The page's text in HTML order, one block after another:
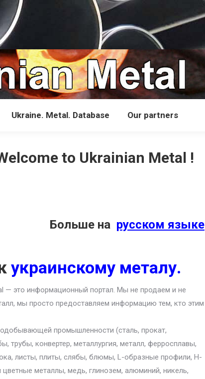
Ukraine. Metal. Database Our partners
to Ukrainian Metal !
Больше на русском языке
украинскому металу.
— это информационный портал. Мы не продаем и не
мы просто предоставляем информацию тем, кто этим
промышленности (сталь, прокат,
трубы, конвертер, металлургия, металл, ферросплавы,
листы, плиты, слябы, блюмы, L-образные профили, H-
металлы, медь, глинозем, алюминий, никель,